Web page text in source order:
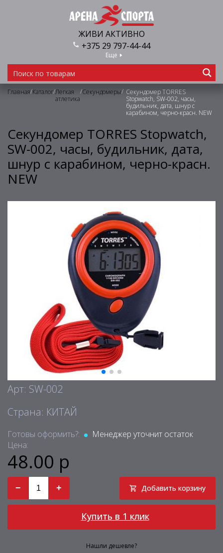
ЖИВИ АКТИВНО
+375 29 797-44-44
Еще
Главная/Каталог/Легкая
атлетика
/Секундомеры/ Секундомер TORRES
Stopwatch, SW-002, часы,
будильник, дата, шнур с
карабином, черно-красн. NEW
Секундомер TORRES Stopwatch,
SW-002, часы, будильник, дата,
шнур с карабином, черно-красн.
NEW
Арт: SW-002
Страна: КИТАЙ
Готовы оформить?:
Менеджер уточнит остаток
Цена:
48.00 р
− + Добавить корзину
Купить в 1 клик
Нашли дешевле?